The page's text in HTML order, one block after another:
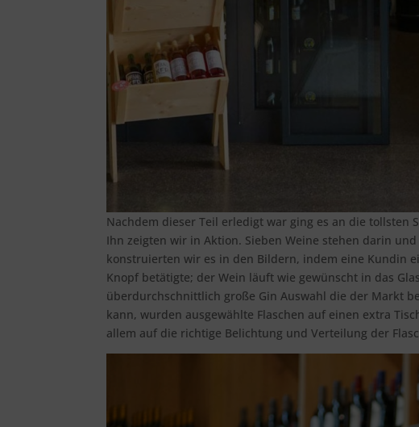
Nachdem dieser Teil erledigt war ging es an die tollsten
Ihn zeigten wir in Aktion. Sieben Weine stehen darin
konstruierten wir es in den Bildern, indem eine Kundin
Knopf betätigte; der Wein läuft wie gewünscht in das
überdurchschnittlich große Gin Auswahl die der Markt
kann, wurden ausgewählte Flaschen auf einen extra
allem auf die richtige Belichtung und Verteilung der